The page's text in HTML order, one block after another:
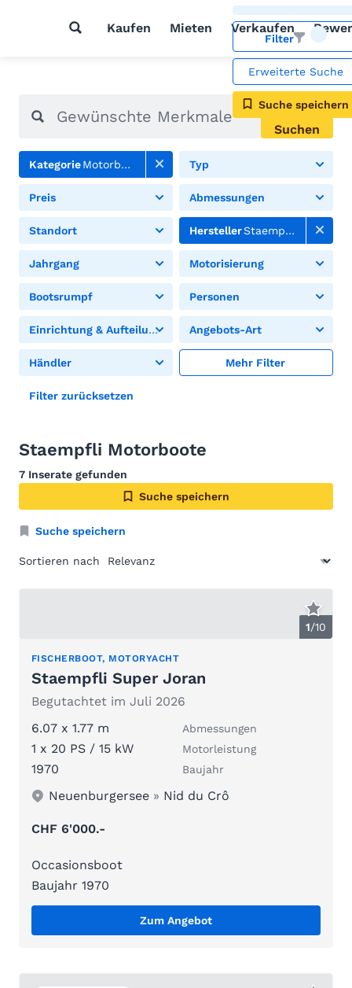
Kaufen Mieten Verkaufen
Filter
Erweiterte Suche
Suche speichern
Suchen
KategorieMotorboote Typ
Preis Abmessungen
Standort HerstellerStaempfli
Jahrgang Motorisierung
Bootsrumpf Personen
Einrichtung & Aufteilung Angebots-Art
Händler Mehr Filter
Filter zurücksetzen
Staempfli Motorboote
7 Inserate gefunden
Suche speichern
Suche speichern
Sortieren nach
1/10
FISCHERBOOT, MOTORYACHT
Staempfli Super Joran
Begutachtet im Juli 2026
6.07 x 1.77 m
Abmessungen
1 x 20 PS / 15 kW Motorleistung
1970 Baujahr
Neuenburgersee » Nid du Crô
CHF 6'000.-
Occasionsboot
Baujahr 1970
Zum Angebot